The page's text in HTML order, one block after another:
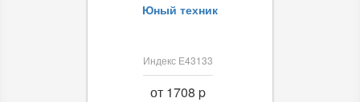
Юный техник
Индекс Е43133
от 1708 p